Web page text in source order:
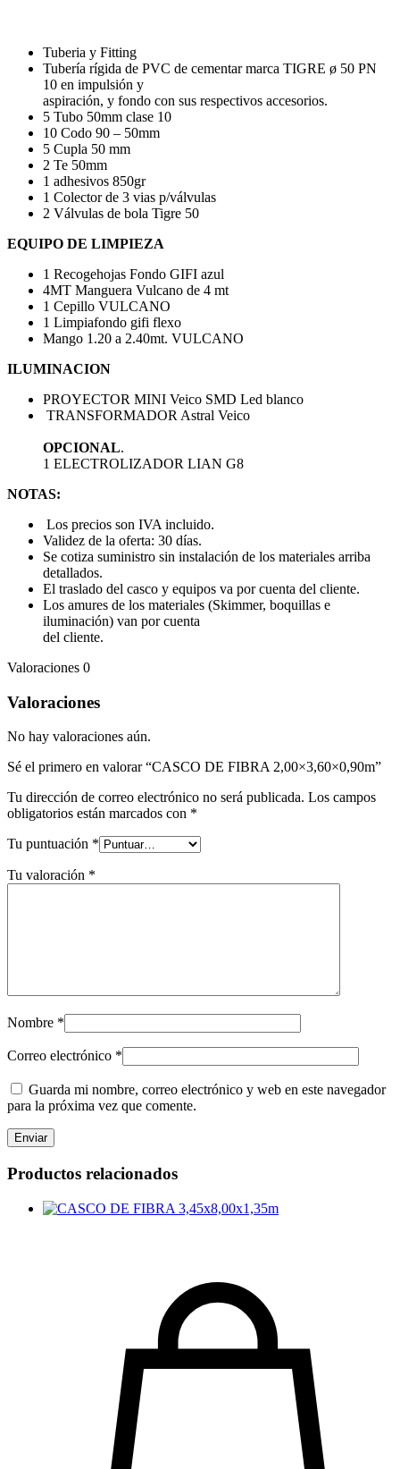
Tuberia y Fitting
Tubería rígida de PVC de cementar marca TIGRE ø 50 PN
10 en impulsión y
aspiración, y fondo con sus respectivos accesorios.
5 Tubo 50mm clase 10
10 Codo 90 – 50mm
5 Cupla 50 mm
2 Te 50mm
1 adhesivos 850gr
1 Colector de 3 vias p/válvulas
2 Válvulas de bola Tigre 50
EQUIPO DE LIMPIEZA
1 Recogehojas Fondo GIFI azul
4MT Manguera Vulcano de 4 mt
1 Cepillo VULCANO
1 Limpiafondo gifi flexo
Mango 1.20 a 2.40mt. VULCANO
ILUMINACION
PROYECTOR MINI Veico SMD Led blanco
TRANSFORMADOR Astral Veico
OPCIONAL.
1 ELECTROLIZADOR LIAN G8
NOTAS:
Los precios son IVA incluido.
Validez de la oferta: 30 días.
Se cotiza suministro sin instalación de los materiales arriba
detallados.
El traslado del casco y equipos va por cuenta del cliente.
Los amures de los materiales (Skimmer, boquillas e
iluminación) van por cuenta
del cliente.
Valoraciones 0
Valoraciones
No hay valoraciones aún.
Sé el primero en valorar “CASCO DE FIBRA 2,00×3,60×0,90m”
Tu dirección de correo electrónico no será publicada. Los campos
obligatorios están marcados con *
Tu puntuación *
Tu valoración *
Nombre *
Correo electrónico *
Guarda mi nombre, correo electrónico y web en este navegador
para la próxima vez que comente.
Productos relacionados